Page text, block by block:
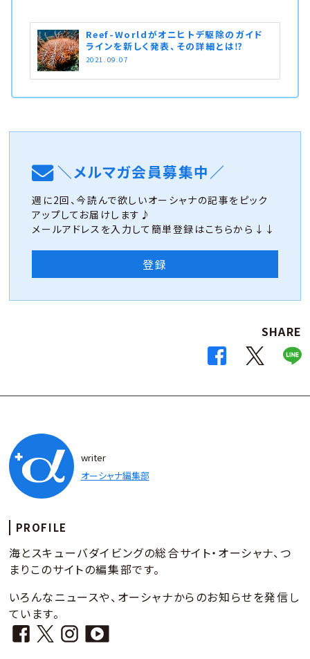
Reef-Worldがオニヒトデ駆除のガイド
ラインを新しく発表、その詳細とは⁉︎
2021.09.07
＼メルマガ会員募集中／
週に2回、今読んで欲しいオーシャナの記事をピック
アップしてお届けします♪
メールアドレスを入力して簡単登録はこちらから↓↓
登録
SHARE
writer
オーシャナ編集部
PROFILE
海とスキューバダイビングの総合サイト・オーシャナ、つ
まりこのサイトの編集部です。
いろんなニュースや、オーシャナからのお知らせを発信し
ています。